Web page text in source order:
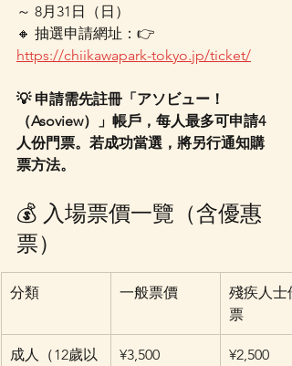
～ 8月31日（日）
🔸 抽選申請網址：👉
https://chiikawapark-tokyo.jp/ticket/
💡 申請需先註冊「アソビュー！
（Asoview）」帳戶，每人最多可申請4
人份門票。若成功當選，將另行通知購
票方法。
💰 入場票價一覽（含優惠
票）
分類 一般票價
殘疾人士
票
成人（12歲以
¥3,500 ¥2,500